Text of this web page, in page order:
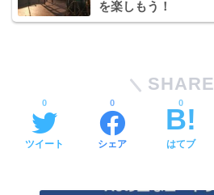
を楽しもう！
SHARE
ツイート
0
シェア
0
はてブ
0